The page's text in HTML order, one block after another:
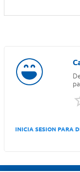
INICIA SESION PARA